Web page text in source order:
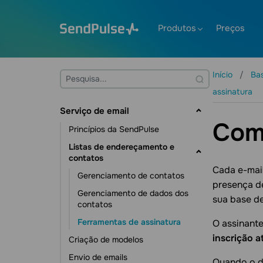
Produtos Preços
Serviço de email
Princípios da SendPulse
Listas de endereçamento e
contatos
Gerenciamento de contatos
Gerenciamento de dados dos
contatos
Ferramentas de assinatura
Criação de modelos
Envio de emails
Início
assinatura
Cada e-
presença
sua base
O
inscrição